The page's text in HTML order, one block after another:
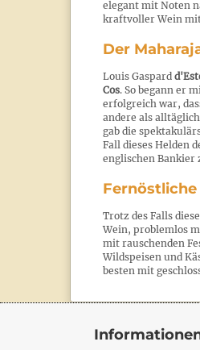
elegant mit Noten
kraftvoller Wein
Der
Louis Gaspard
Cos. So begann er
erfolgreich war,
andere als
gab die
Fall dieses Helden
englischen Bankier
Fernöstliche
Trotz des Falls
Wein, problemlos
mit rauschenden
Wildspeisen und
besten mit